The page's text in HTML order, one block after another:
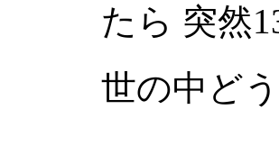
たら 突然
世の中ど